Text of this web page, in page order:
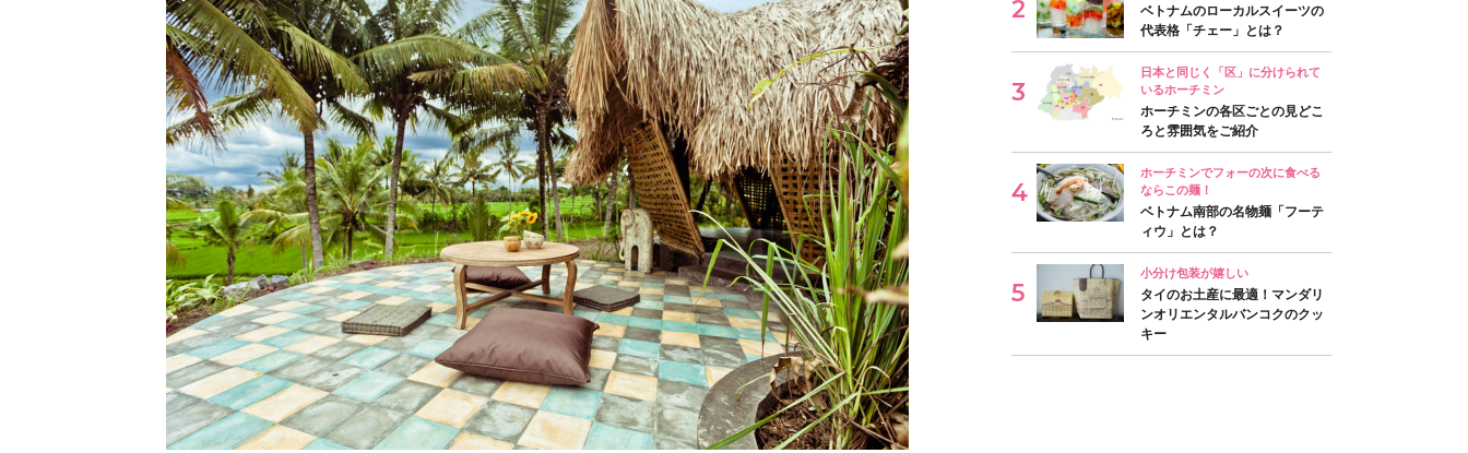
ベトナムのローカルスイーツの
代表格「チェー」とは？
日本と同じく「区」に分けられて
いるホーチミン
ホーチミンの各区ごとの見どこ
ろと雰囲気をご紹介
ホーチミンでフォーの次に食べる
ならこの麺！
ベトナム南部の名物麺「フーテ
ィウ」とは？
小分け包装が嬉しい
タイのお土産に最適！マンダリ
ンオリエンタルバンコクのクッ
キー